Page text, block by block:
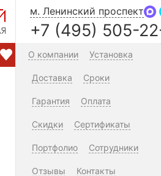
м. Ленинский проспект
+7 (495) 505-
О компании Установка
Доставка Сроки
Гарантия Оплата
Скидки Сертификаты
Портфолио Сотрудники
Отзывы Контакты